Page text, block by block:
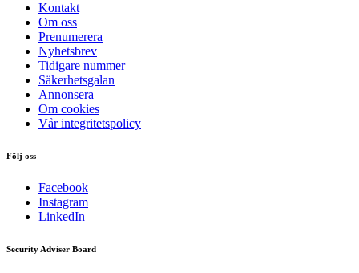
Kontakt
Om oss
Prenumerera
Nyhetsbrev
Tidigare nummer
Säkerhetsgalan
Annonsera
Om cookies
Vår integritetspolicy
Följ oss
Facebook
Instagram
LinkedIn
Security Adviser Board